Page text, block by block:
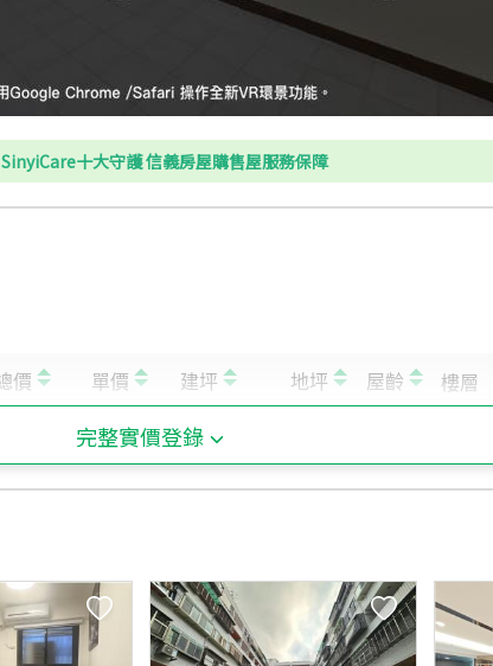
SinyiCare十大守護 信義房屋購售屋服務保障
完整實價登錄